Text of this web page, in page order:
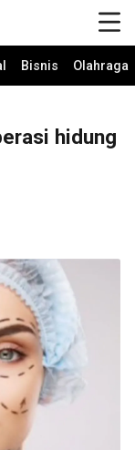
Bisnis Olahraga
hidung